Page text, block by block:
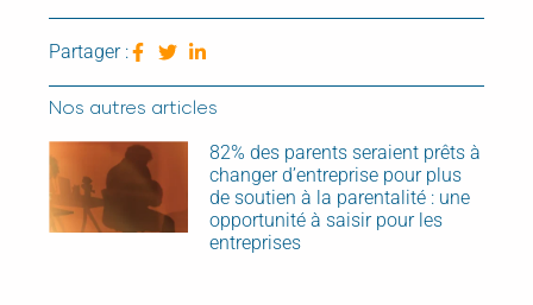
Partager :
Nos autres articles
82% des parents seraient prêts à
changer d’entreprise pour plus
de soutien à la parentalité : une
opportunité à saisir pour les
entreprises